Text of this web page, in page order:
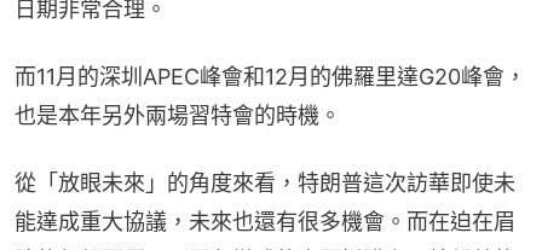
日期非常合理。
而11月的深圳APEC峰會和12月的佛羅里達G20峰會，
也是本年另外兩場習特會的時機。
從「放眼未來」的角度來看，特朗普這次訪華即使未
能達成重大協議，未來也還有很多機會。而在迫在眉